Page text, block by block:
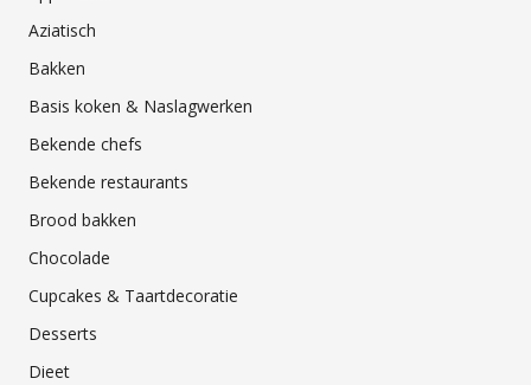
Aziatisch
Bakken
Basis koken & Naslagwerken
Bekende chefs
Bekende restaurants
Brood bakken
Chocolade
Cupcakes & Taartdecoratie
Desserts
Dieet